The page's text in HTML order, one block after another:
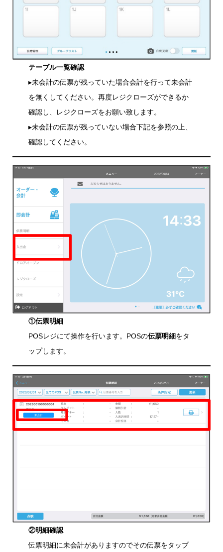
テーブル一覧確認
▸未会計の伝票が残っていた場合会計を行って未会計
を無くしてください。再度レジクローズができるか
確認し、レジクローズをお願い致します。
▸未会計の伝票が残っていない場合下記を参照の上、
確認してください。
①伝票明細
POSレジにて操作を行います。POSの伝票明細をタ
ップします。
②明細確認
伝票明細に未会計がありますのでその伝票をタップ